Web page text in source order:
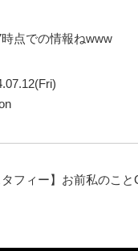
点での情報ねwww
タフィー】お前私のこ